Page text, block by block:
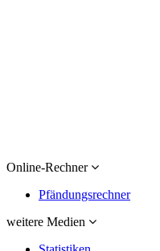
Online-Rechner
Pfändungsrechner
weitere Medien